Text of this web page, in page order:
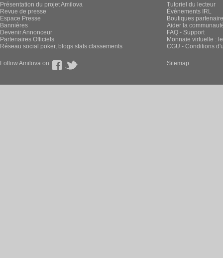
Présentation du projet Amilova
Revue de presse
Espace Presse
Bannières
Devenir Annonceur
Partenaires Officiels
Réseau social poker, blogs stats classements
Tutoriel du lecteur
Évènements IRL
Boutiques
Aider la
FAQ - Support
Monnaie virtuelle :
CGU - Conditions
Follow Amilova on Sitemap